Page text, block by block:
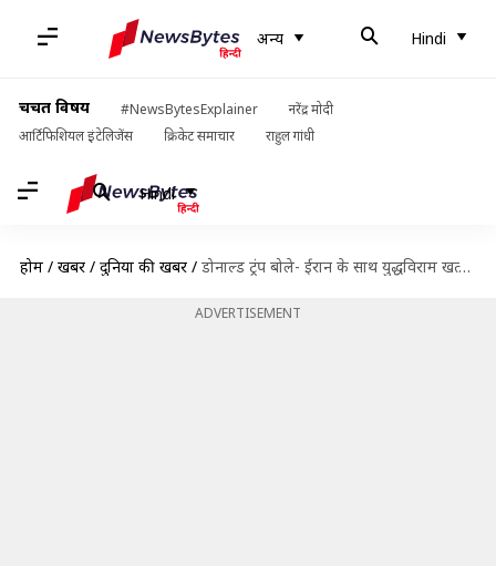
अन्य Hindi
चर्चित विषय #NewsBytesExplainer
नरेंद्र मोदी
आर्टिफिशियल इंटेलिजेंस
क्रिकेट समाचार राहुल गांधी
Hindi
होम / खबरें / दुनिया की खबरें / डोनाल्ड ट्रंप बोले- ईरान के साथ युद्धविराम खत्म हुआ, शायद आज रात फिर हमले करें
ADVERTISEMENT